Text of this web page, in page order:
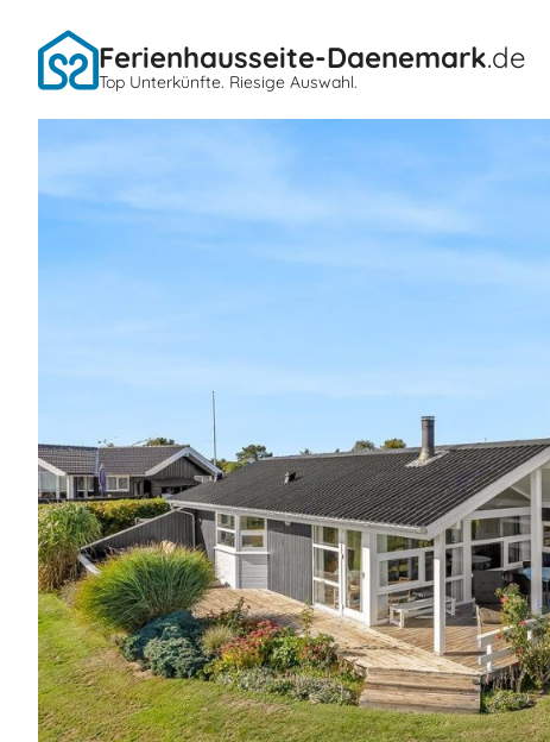
Ferienhausseite-Daenemark.de
Top Unterkünfte. Riesige Auswahl.